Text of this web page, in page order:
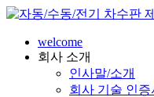
welcome
회사 소개
인사말/소개
회사 기술 인증